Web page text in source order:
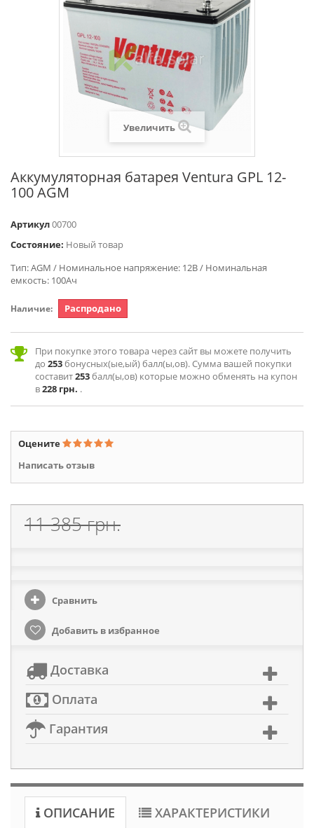
Увеличить
Аккумуляторная батарея Ventura GPL 12-
100 AGM
Артикул00700
Состояние: Новый товар
Тип: AGM / Номинальное напряжение: 12В / Номинальная
емкость: 100Ач
Наличие: Распродано
При покупке этого товара через сайт вы можете получить
до 253бонусных(ые,ый) балл(ы,ов). Сумма вашей покупки
составит253балл(ы,ов) которые можно обменять на купон
в228 грн. .
Оцените
Написать отзыв
11 385 грн.
Сравнить
Добавить в избранное
Доставка
Оплата
Гарантия
ОПИСАНИЕ
ХАРАКТЕРИСТИКИ